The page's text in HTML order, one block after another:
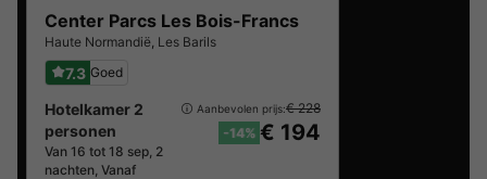
Center Parcs Les Bois-Francs
Haute Normandië, Les Barils
7.3 Goed
Hotelkamer 2
personen
Van 16 tot 18 sep, 2
nachten, Vanaf
Aanbevolen prijs:€ 228
-14% € 194